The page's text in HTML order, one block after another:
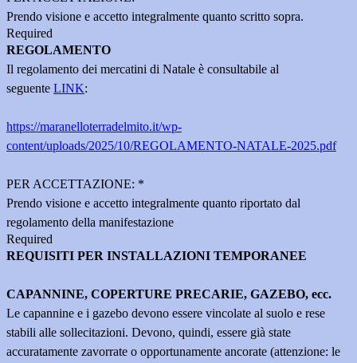
Prendo visione e accetto integralmente quanto scritto sopra.
Required
REGOLAMENTO
Il regolamento dei mercatini di Natale è consultabile al
seguente LINK:
https://maranelloterradelmito.it/wp-
content/uploads/2025/10/REGOLAMENTO-NATALE-2025.pdf
PER ACCETTAZIONE: *
Prendo visione e accetto integralmente quanto riportato dal
regolamento della manifestazione
Required
REQUISITI PER INSTALLAZIONI TEMPORANEE
CAPANNINE, COPERTURE PRECARIE, GAZEBO, ecc.
Le capannine e i gazebo devono essere vincolate al suolo e rese
stabili alle sollecitazioni. Devono, quindi, essere già state
accuratamente zavorrate o opportunamente ancorate (attenzione: le